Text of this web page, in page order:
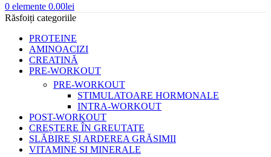
0 elemente 0.00lei
Răsfoiți categoriile
PROTEINE
AMINOACIZI
CREATINĂ
PRE-WORKOUT
PRE-WORKOUT
STIMULATOARE HORMONALE
INTRA-WORKOUT
POST-WORKOUT
CREȘTERE ÎN GREUTATE
SLĂBIRE ȘI ARDEREA GRĂSIMII
VITAMINE SI MINERALE